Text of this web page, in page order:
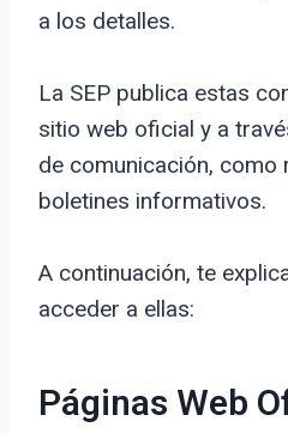
a los detalles.
La SEP publica estas
sitio web oficial y a
de comunicación, como
boletines informativos.
A continuación, te
acceder a ellas:
Páginas Web